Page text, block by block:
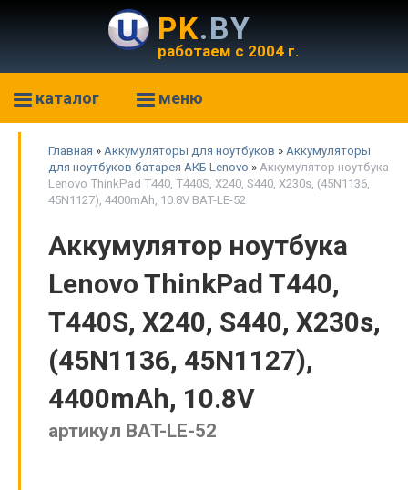
PK.BY
работаем с 2004 г.
каталог меню
Главная » Аккумуляторы для ноутбуков » Аккумуляторы
для ноутбуков батарея АКБ Lenovo » Аккумулятор ноутбука
Lenovo ThinkPad T440, T440S, X240, S440, X230s, (45N1136,
45N1127), 4400mAh, 10.8V BAT-LE-52
Аккумулятор ноутбука
Lenovo ThinkPad T440,
T440S, X240, S440, X230s,
(45N1136, 45N1127),
4400mAh, 10.8V
артикул BAT-LE-52